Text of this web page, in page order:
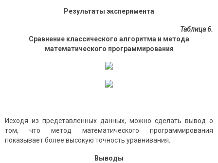
Результаты эксперимента
Таблица 6.
Сравнение классического алгоритма и метода
математического программирования
Исходя из представленных данных, можно сделать вывод о
том, что метод математического программирования
показывает более высокую точность уравнивания.
Выводы